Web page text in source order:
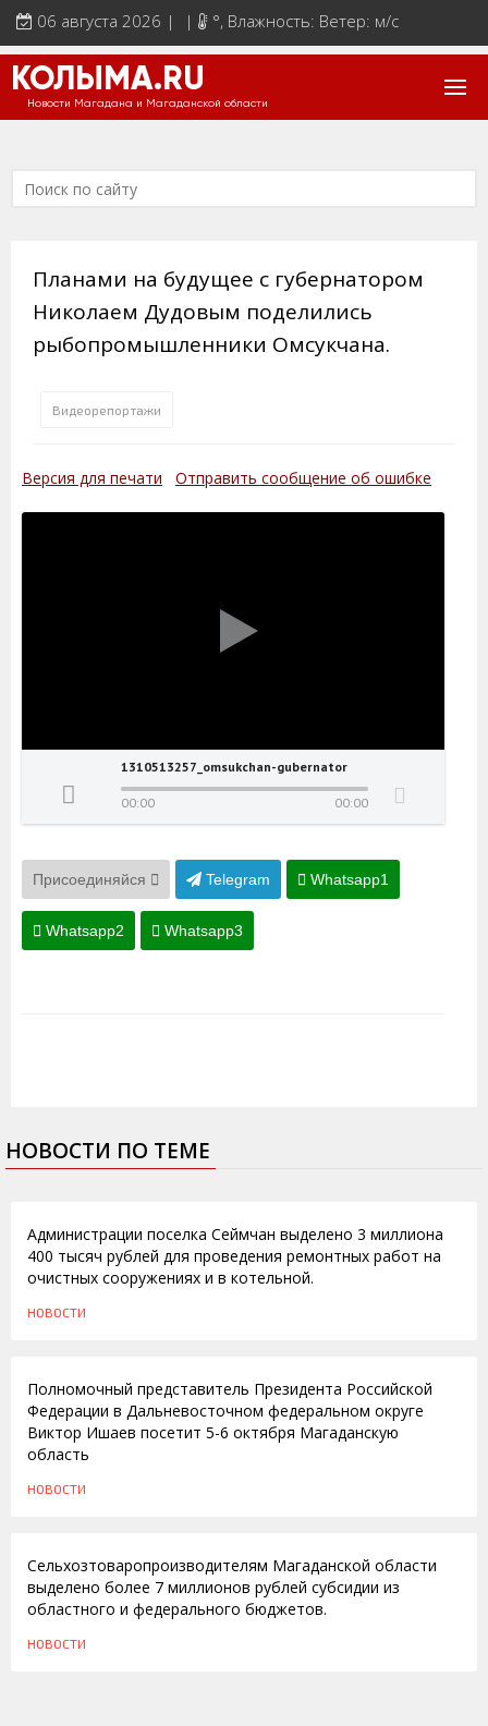
06 августа 2026 | | °, Влажность: Ветер: м/с
КОЛЫМА.RU
Новости Магадана и Магаданской области
Планами на будущее с губернатором
Николаем Дудовым поделились
рыбопромышленники Омсукчана.
Видеорепортажи
Версия для печати Отправить сообщение об ошибке
1310513257_omsukchan-gubernator
00:00 00:00
Присоединяйся Telegram Whatsapp1
Whatsapp2 Whatsapp3
НОВОСТИ ПО ТЕМЕ
Администрации поселка Сеймчан выделено 3 миллиона
400 тысяч рублей для проведения ремонтных работ на
очистных сооружениях и в котельной.
НОВОСТИ
Полномочный представитель Президента Российской
Федерации в Дальневосточном федеральном округе
Виктор Ишаев посетит 5-6 октября Магаданскую
область
НОВОСТИ
Сельхозтоваропроизводителям Магаданской области
выделено более 7 миллионов рублей субсидии из
областного и федерального бюджетов.
НОВОСТИ